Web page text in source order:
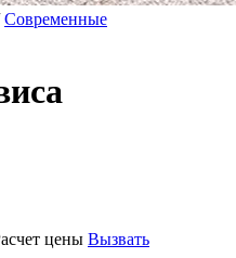
Современные
цены Вызвать